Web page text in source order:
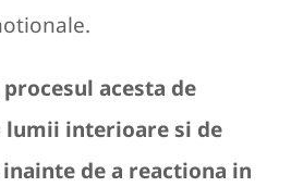
acesta de
lumii interioare si de
de a reactiona in